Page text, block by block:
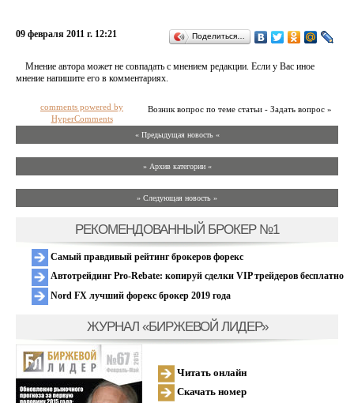
09 февраля 2011 г. 12:21 Поделиться…
Мнение автора может не совпадать с мнением редакции. Если у Вас иное
мнение напишите его в комментариях.
Возник вопрос по теме статьи - Задать вопрос »
comments powered by
HyperComments
« Предыдущая новость «
» Архив категории «
» Следующая новость »
РЕКОМЕНДОВАННЫЙ БРОКЕР №1
Самый правдивый рейтинг брокеров форекс
Автотрейдинг Pro-Rebate: копируй сделки VIP трейдеров бесплатно
Nord FX лучший форекс брокер 2019 года
ЖУРНАЛ «БИРЖЕВОЙ ЛИДЕР»
Читать онлайн
Скачать номер